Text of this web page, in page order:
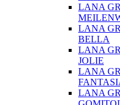
LANA
LANA
BELLA
LANA
JOLIE
LANA
LANA